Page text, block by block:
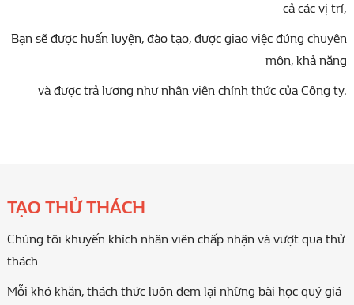
cả các vị trí,
Bạn sẽ được huấn luyện, đào tạo, được giao việc đúng chuyên
môn, khả năng
và được trả lương như nhân viên chính thức của Công ty.
TẠO THỬ THÁCH
Chúng tôi khuyến khích nhân viên chấp nhận và vượt qua thử
thách
Mỗi khó khăn, thách thức luôn đem lại những bài học quý giá